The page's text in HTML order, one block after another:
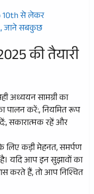
10th से लेकर
जाने सबकुछ
की तैयारी
अध्ययन सामग्री का
पालन करें:, नियमित रूप
सकारात्मक रहें और
लिए कड़ी मेहनत, समर्पण
यदि आप इन सुझावों का
करते हैं, तो आप निश्चित